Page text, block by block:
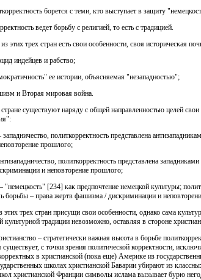
борется с теми, кто выступает в защиту
ведет борьбу с религией, то есть с традицией.
этих трех стран есть свои особенности, своя историческая
индейцев и рабство;
ее истории, объясняемая "незападностью";
и Вторая мировая война.
существуют наряду с общей направленностью целей свои
политкорректность представлена
прошлого;
политкорректность представлена
и неповторение прошлого;
"немецкость" [234] как предпочтение немецкой культуры;
борьбы – права жертв фашизма / дискриминации и
этих трех стран присущи свои особенности, однако сама
культурной традиции невозможно, оставляя в стороне
– стратегически важная высота в борьбе
с точки зрения политической корректности,
в христианской (пока еще) Америке из
школах христианской Баварии убирают из
христианской Франции символы ислама вызывает бурю